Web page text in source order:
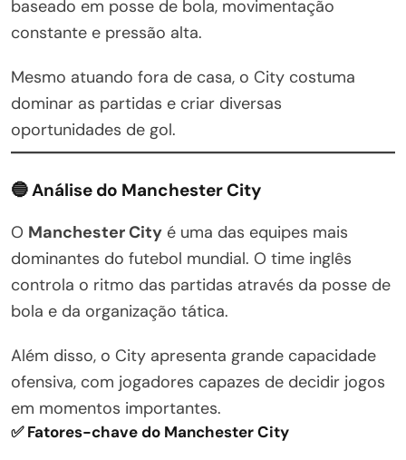
baseado em posse de bola, movimentação
constante e pressão alta.
Mesmo atuando fora de casa, o City costuma
dominar as partidas e criar diversas
oportunidades de gol.
🔵 Análise do Manchester City
O Manchester City é uma das equipes mais
dominantes do futebol mundial. O time inglês
controla o ritmo das partidas através da posse de
bola e da organização tática.
Além disso, o City apresenta grande capacidade
ofensiva, com jogadores capazes de decidir jogos
em momentos importantes.
✅ Fatores-chave do Manchester City